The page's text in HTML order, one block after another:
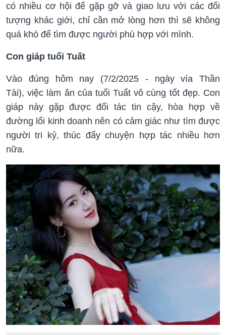
có nhiều cơ hội để gặp gỡ và giao lưu với các đối
tượng khác giới, chỉ cần mở lòng hơn thì sẽ không
quá khó để tìm được người phù hợp với mình.
Con giáp tuổi Tuất
Vào đúng hôm nay (7/2/2025 - ngày vía Thần
Tài), việc làm ăn của tuổi Tuất vô cùng tốt đẹp. Con
giáp này gặp được đối tác tin cậy, hòa hợp về
đường lối kinh doanh nên có cảm giác như tìm được
người tri kỷ, thúc đẩy chuyện hợp tác nhiều hơn
nữa.